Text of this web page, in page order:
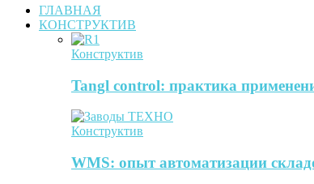
ГЛАВНАЯ
КОНСТРУКТИВ
Конструктив
Tangl control: практика
Конструктив
WMS: опыт автоматизации